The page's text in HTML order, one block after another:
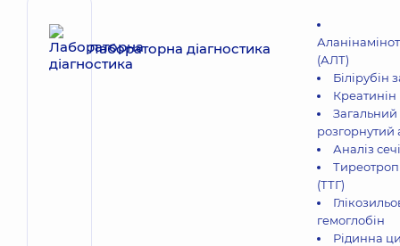
Лабораторна діагностика
(АЛТ)
Білірубін
Креатинін
Загальний
розгорнутий
Аналіз
(ТТГ)
гемоглобін
Рідинна